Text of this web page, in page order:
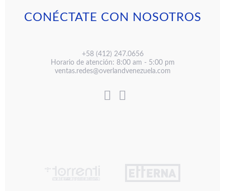
CONÉCTATE CON NOSOTROS
+58 (412) 247.0656
Horario de atención: 8:00 am - 5:00 pm
ventas.redes@overlandvenezuela.com